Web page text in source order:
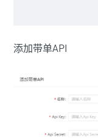
添加带单API